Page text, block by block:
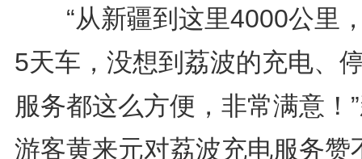
“从新疆到这里4000公里
5天车，没想到荔波的充电、
服务都这么方便，非常满意！
游客黄来元对荔波充电服务赞